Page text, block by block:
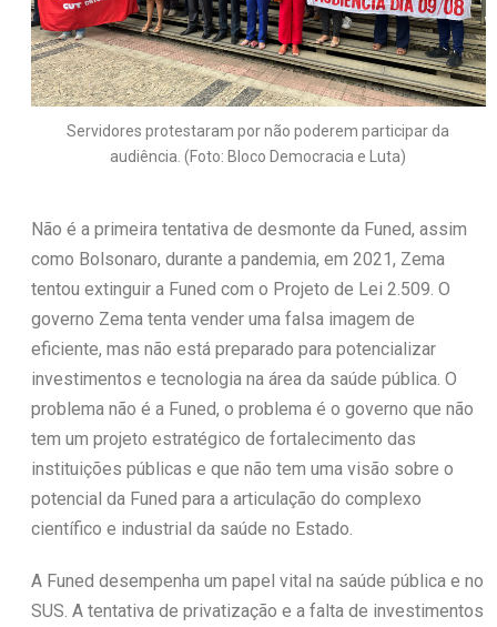
Servidores protestaram por não poderem participar da
audiência. (Foto: Bloco Democracia e Luta)
Não é a primeira tentativa de desmonte da Funed, assim
como Bolsonaro, durante a pandemia, em 2021, Zema
tentou extinguir a Funed com o Projeto de Lei 2.509. O
governo Zema tenta vender uma falsa imagem de
eficiente, mas não está preparado para potencializar
investimentos e tecnologia na área da saúde pública. O
problema não é a Funed, o problema é o governo que não
tem um projeto estratégico de fortalecimento das
instituições públicas e que não tem uma visão sobre o
potencial da Funed para a articulação do complexo
científico e industrial da saúde no Estado.
A Funed desempenha um papel vital na saúde pública e no
SUS. A tentativa de privatização e a falta de investimentos